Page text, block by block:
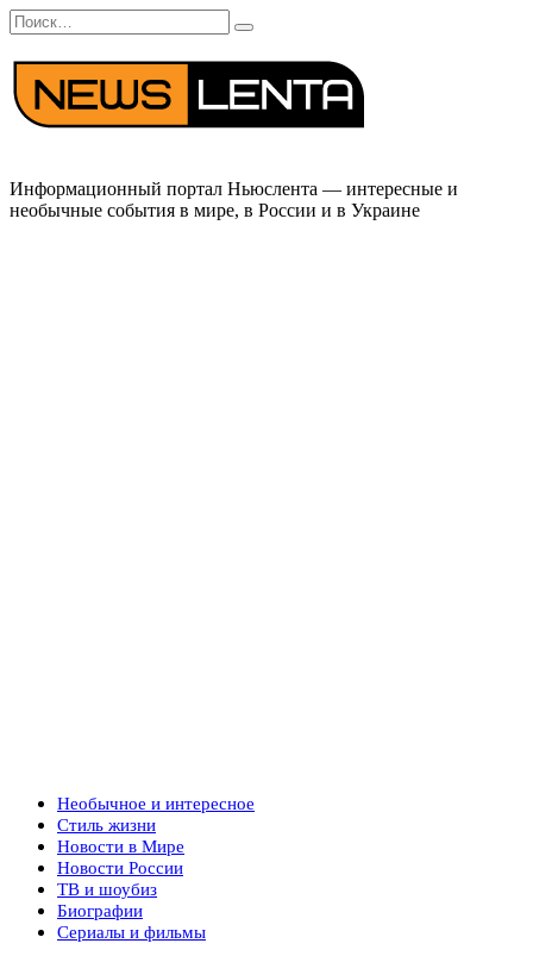
Перейти
к
содержанию
Search
for:
Информационный портал Ньюслента — интересные и
необычные события в мире, в России и в Украине
Необычное и интересное
Стиль жизни
Новости в Мире
Новости России
ТВ и шоубиз
Биографии
Сериалы и фильмы